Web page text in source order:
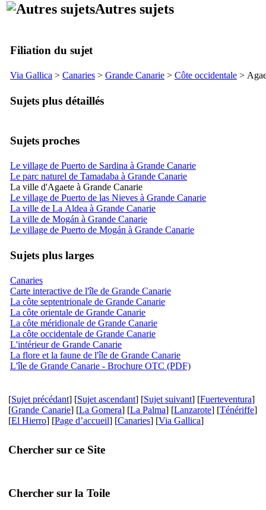
Autres sujets
Filiation du sujet
Via Gallica > Canaries > Grande Canarie > Côte occidentale >
Sujets plus détaillés
Sujets proches
Le village de Puerto de Sardina à Grande Canarie
Le parc naturel de Tamadaba à Grande Canarie
La ville d'Agaete à Grande Canarie
Le village de Puerto de las Nieves à Grande Canarie
La ville de La Aldea à Grande Canarie
La ville de Mogán à Grande Canarie
Le village de Puerto de Mogán à Grande Canarie
Sujets plus larges
Canaries
Carte interactive de l'île de Grande Canarie
La côte septentrionale de Grande Canarie
La côte orientale de Grande Canarie
La côte méridionale de Grande Canarie
La côte occidentale de Grande Canarie
L'intérieur de Grande Canarie
La flore et la faune de l'île de Grande Canarie
L'île de Grande Canarie - Brochure OTC (PDF)
[Sujet précédant] [Sujet ascendant] [Sujet suivant] [Fuerteventura]
[Grande Canarie] [La Gomera] [La Palma] [Lanzarote] [Ténériffe]
[El Hierro] [Page d’accueil] [Canaries] [Via Gallica]
Chercher sur ce Site
Chercher sur la Toile